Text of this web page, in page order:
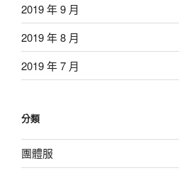
2019 年 9 月
2019 年 8 月
2019 年 7 月
分類
團體服